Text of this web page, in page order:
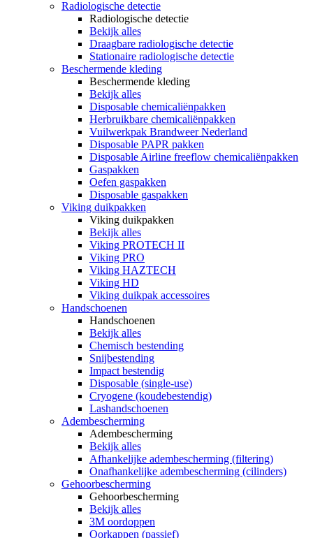
Radiologische detectie
Radiologische detectie
Bekijk alles
Draagbare radiologische detectie
Stationaire radiologische detectie
Beschermende kleding
Beschermende kleding
Bekijk alles
Disposable chemicaliënpakken
Herbruikbare chemicaliënpakken
Vuilwerkpak Brandweer Nederland
Disposable PAPR pakken
Disposable Airline freeflow chemicaliënpakken
Gaspakken
Oefen gaspakken
Disposable gaspakken
Viking duikpakken
Viking duikpakken
Bekijk alles
Viking PROTECH II
Viking PRO
Viking HAZTECH
Viking HD
Viking duikpak accessoires
Handschoenen
Handschoenen
Bekijk alles
Chemisch bestending
Snijbestending
Impact bestendig
Disposable (single-use)
Cryogene (koudebestendig)
Lashandschoenen
Adembescherming
Adembescherming
Bekijk alles
Afhankelijke adembescherming (filtering)
Onafhankelijke adembescherming (cilinders)
Gehoorbescherming
Gehoorbescherming
Bekijk alles
3M oordoppen
Oorkappen (passief)